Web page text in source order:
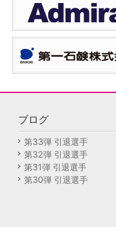
ブログ
第33弾 引退選手
第32弾 引退選手
第31弾 引退選手
第30弾 引退選手